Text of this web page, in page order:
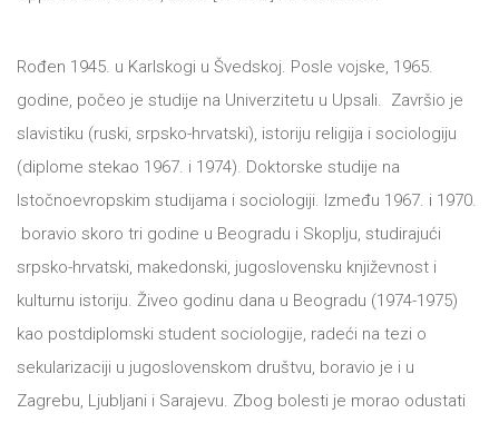
Rođen 1945. u Karlskogi u Švedskoj. Posle vojske, 1965.
godine, počeo je studije na Univerzitetu u Upsali. Završio je
slavistiku (ruski, srpsko-hrvatski), istoriju religija i sociologiju
(diplome stekao 1967. i 1974). Doktorske studije na
Istočnoevropskim studijama i sociologiji. Između 1967. i 1970.
boravio skoro tri godine u Beogradu i Skoplju, studirajući
srpsko-hrvatski, makedonski, jugoslovensku književnost i
kulturnu istoriju. Živeo godinu dana u Beogradu (1974-1975)
kao postdiplomski student sociologije, radeći na tezi o
sekularizaciji u jugoslovenskom društvu, boravio je i u
Zagrebu, Ljubljani i Sarajevu. Zbog bolesti je morao odustati